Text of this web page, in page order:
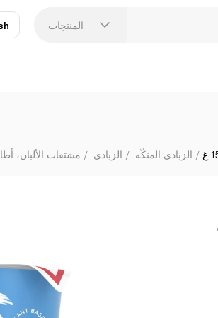
المنتجات
مشتقات الألبان، الزبادي الزبادي المنكّه